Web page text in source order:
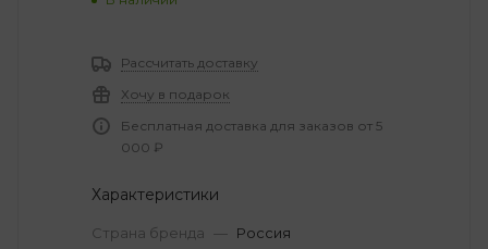
Рассчитать доставку
Хочу в подарок
Бесплатная доставка для заказов от 5
000 ₽
Характеристики
Страна бренда — Россия